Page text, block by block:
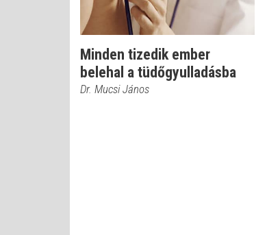
Minden tizedik ember
belehal a tüdőgyulladásba
Dr. Mucsi János